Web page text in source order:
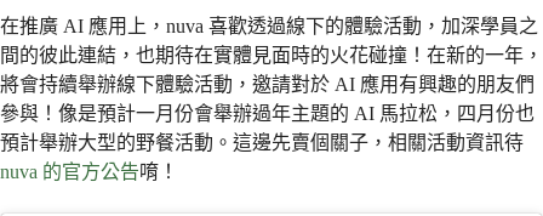
在推廣 AI 應用上，nuva 喜歡透過線下的體驗活動，加深學員之
間的彼此連結，也期待在實體見面時的火花碰撞！在新的一年，
將會持續舉辦線下體驗活動，邀請對於 AI 應用有興趣的朋友們
參與！像是預計一月份會舉辦過年主題的 AI 馬拉松，四月份也
預計舉辦大型的野餐活動。這邊先賣個關子，相關活動資訊待
nuva 的官方公告唷！